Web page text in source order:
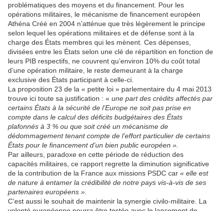
problématiques des moyens et du financement. Pour les
opérations militaires, le mécanisme de financement européen
Athéna Créé en 2004 n’atténue que très légèrement le principe
selon lequel les opérations militaires et de défense sont à la
charge des États membres qui les mènent. Ces dépenses,
divisées entre les États selon une clé de répartition en fonction de
leurs PIB respectifs, ne couvrent qu’environ 10% du coût total
d’une opération militaire, le reste demeurant à la charge
exclusive des États participant à celle-ci.
La proposition 23 de la « petite loi » parlementaire du 4 mai 2013
trouve ici toute sa justification : « une part des crédits affectés par
certains États à la sécurité de l’Europe ne soit pas prise en
compte dans le calcul des déficits budgétaires des États
plafonnés à 3 % ou que soit créé un mécanisme de
dédommagement tenant compte de l’effort particulier de certains
États pour le financement d’un bien public européen ».
Par ailleurs, paradoxe en cette période de réduction des
capacités militaires, ce rapport regrette la diminution significative
de la contribution de la France aux missions PSDC car « elle est
de nature à entamer la crédibilité de notre pays vis-à-vis de ses
partenaires européens ».
C’est aussi le souhait de maintenir la synergie civilo-militaire. La